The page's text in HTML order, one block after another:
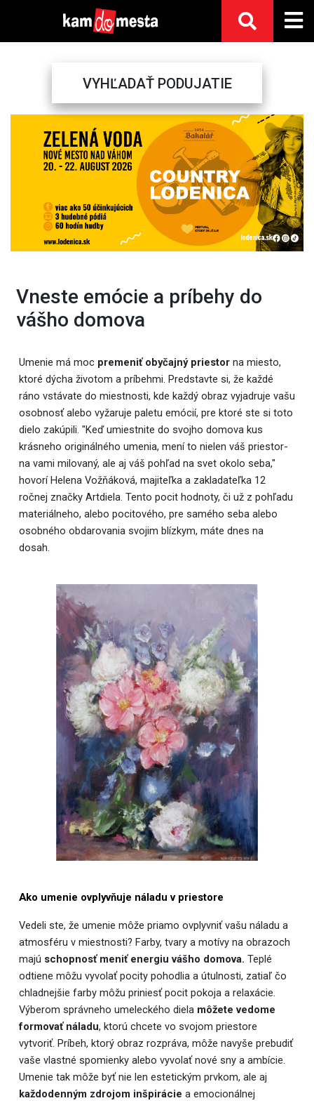
VYHĽADAŤ PODUJATIE
Next
Vneste emócie a príbehy do
vášho domova
Umenie má moc premeniť obyčajný priestor na miesto,
ktoré dýcha životom a príbehmi. Predstavte si, že každé
ráno vstávate do miestnosti, kde každý obraz vyjadruje vašu
osobnosť alebo vyžaruje paletu emócií, pre ktoré ste si toto
dielo zakúpili. "Keď umiestnite do svojho domova kus
krásneho originálného umenia, mení to nielen váš priestor-
na vami milovaný, ale aj váš pohľad na svet okolo seba,"
hovorí Helena Vožňáková, majiteľka a zakladateľka 12
ročnej značky Artdiela. Tento pocit hodnoty, či už z pohľadu
materiálneho, alebo pocitového, pre samého seba alebo
osobného obdarovania svojim blízkym, máte dnes na
dosah.
Ako umenie ovplyvňuje náladu v priestore
Vedeli ste, že umenie môže priamo ovplyvniť vašu náladu a
atmosféru v miestnosti? Farby, tvary a motívy na obrazoch
majú schopnosť meniť energiu vášho domova. Teplé
odtiene môžu vyvolať pocity pohodlia a útulnosti, zatiaľ čo
chladnejšie farby môžu priniesť pocit pokoja a relaxácie.
Výberom správneho umeleckého diela môžete vedome
formovať náladu, ktorú chcete vo svojom priestore
vytvoriť. Príbeh, ktorý obraz rozpráva, môže navyše prebudiť
vaše vlastné spomienky alebo vyvolať nové sny a ambície.
Umenie tak môže byť nie len estetickým prvkom, ale aj
každodenným zdrojom inšpirácie a emocionálnej